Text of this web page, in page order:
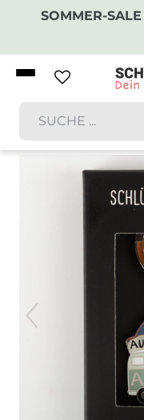
SOMMER-SALE